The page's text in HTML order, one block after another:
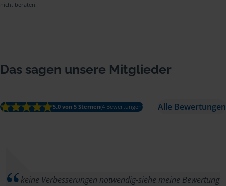
nicht beraten.
Das sagen unsere Mitglieder
5.0 von 5 Sternen(4 Bewertungen) Alle Bewertungen
keine Verbesserungen notwendig-siehe meine Bewertung